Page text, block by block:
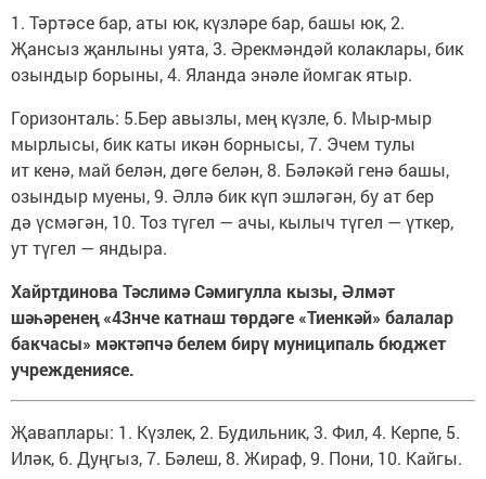
1. Тәртәсе бар, аты юк, күзләре бар, башы юк, 2.
Җансыз җанлыны уята, 3. Әрекмәндәй колаклары, бик
озындыр борыны, 4. Яланда энәле йомгак ятыр.
Горизонталь: 5.Бер авызлы, мең күзле, 6. Мыр-мыр
мырлысы, бик каты икән борнысы, 7. Эчем тулы
ит кенә, май белән, дөге белән, 8. Бәләкәй генә башы,
озындыр муены, 9. Әллә бик күп эшләгән, бу ат бер
дә үсмәгән, 10. Тоз түгел — ачы, кылыч түгел — үткер,
ут түгел — яндыра.
Хайртдинова Тәслимә Сәмигулла кызы, Әлмәт
шәһәренең «43нче катнаш төрдәге «Тиенкәй» балалар
бакчасы» мәктәпчә белем бирү муниципаль бюджет
учреждениясе.
Җаваплары: 1. Күзлек, 2. Будильник, 3. Фил, 4. Керпе, 5.
Иләк, 6. Дуңгыз, 7. Бәлеш, 8. Жираф, 9. Пони, 10. Кайгы.